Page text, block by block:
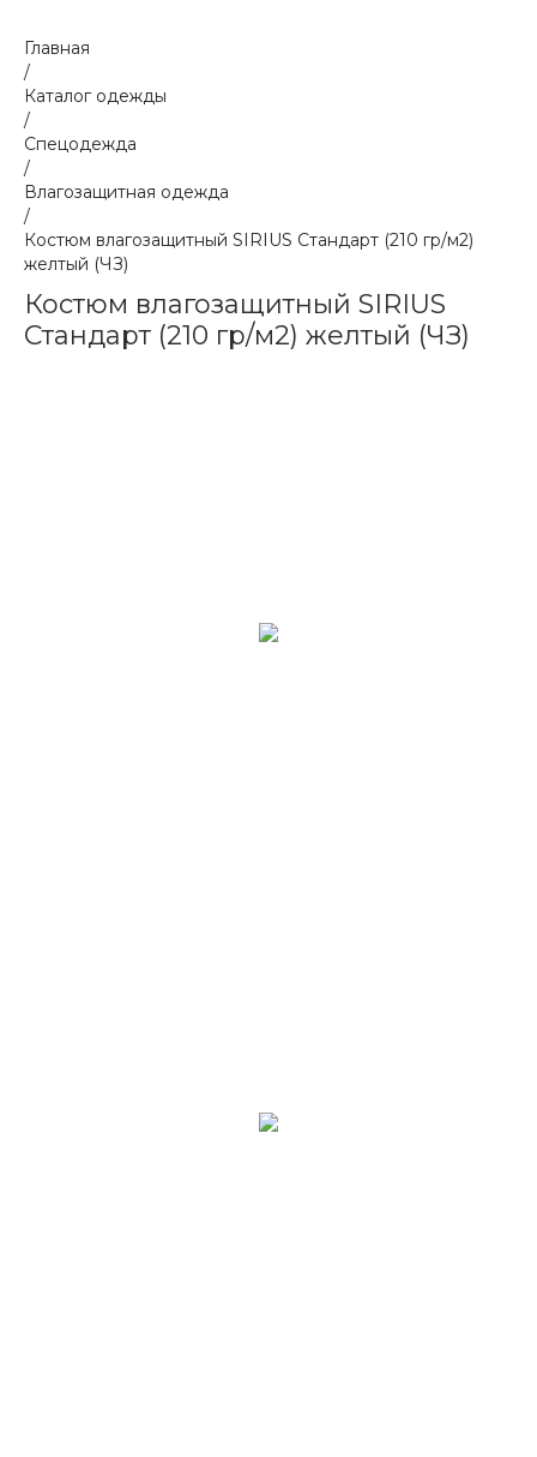
Главная
/
Каталог одежды
/
Спецодежда
/
Влагозащитная одежда
/
Костюм влагозащитный SIRIUS Стандарт (210 гр/м2)
желтый (ЧЗ)
Костюм влагозащитный SIRIUS
Стандарт (210 гр/м2) желтый (ЧЗ)